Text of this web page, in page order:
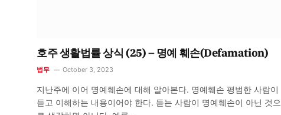
호주 생활법률 상식 (25) – 명예 훼손(Defamation)
법무 October 3, 2023
지난주에 이어 명예훼손에 대해 알아본다. 명예훼손 평범한 사람이
듣고 이해하는 내용이어야 한다. 듣는 사람이 명예훼손이 아닌 것으